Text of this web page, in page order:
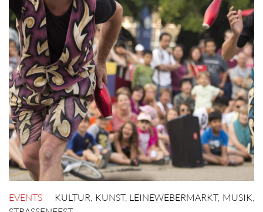
EVENTS KULTUR, KUNST, LEINEWEBERMARKT, MUSIK,